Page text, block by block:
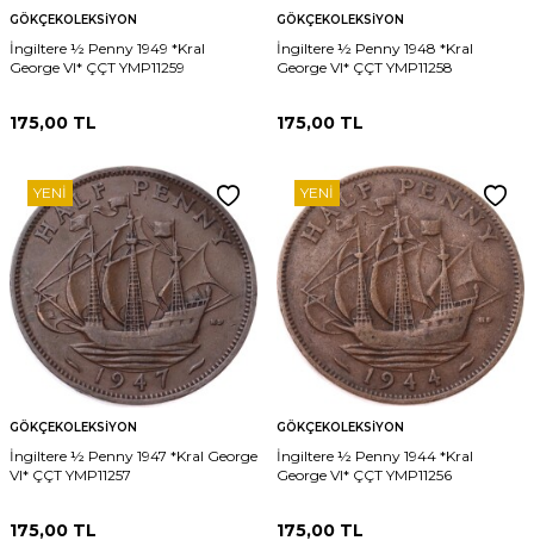
GÖKÇEKOLEKSIYON
İngiltere ½ Penny 1949 *Kral
George VI* ÇÇT YMP11259
175,00 TL
GÖKÇEKOLEKSIYON
İngiltere ½ Penny 1948 *Kral
George VI* ÇÇT YMP11258
175,00 TL
YENI
GÖKÇEKOLEKSIYON
İngiltere ½ Penny 1947 *Kral George
VI* ÇÇT YMP11257
175,00 TL
YENI
GÖKÇEKOLEKSIYON
İngiltere ½ Penny 1944 *Kral
George VI* ÇÇT YMP11256
175,00 TL